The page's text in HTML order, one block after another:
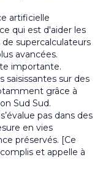
artificielle
qui est d'aider les
supercalculateurs
avancées.
importante.
saisissantes sur des
grâce à
Sud Sud.
pas dans des
en vies
préservés. [Ce
et appelle à